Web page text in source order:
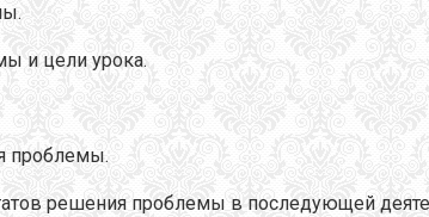
и цели урока.
проблемы.
решения проблемы в последующей